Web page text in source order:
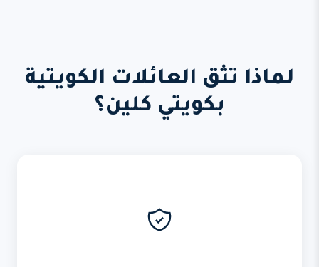
لماذا تثق العائلات الكويتية
بكويتي كلين؟